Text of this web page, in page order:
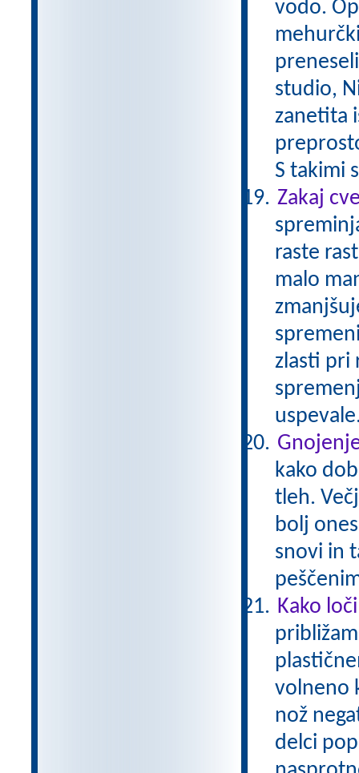
vodo.
studio,
zanetita
S takimi
Zakaj
raste
malo
zlasti pri
kako
tleh.
bolj
snovi in
Kako
volneno
nož
delci